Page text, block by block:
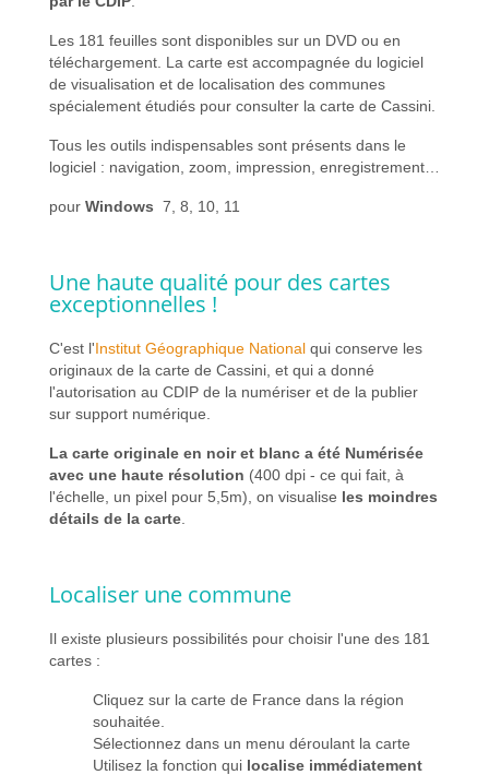
Les 181 feuilles sont disponibles sur un DVD ou en
téléchargement. La carte est accompagnée du logiciel
de visualisation et de localisation des communes
spécialement étudiés pour consulter la carte de Cassini.
Tous les outils indispensables sont présents dans le
logiciel : navigation, zoom, impression, enregistrement…
pour Windows 7, 8, 10, 11
Une haute qualité pour des cartes
exceptionnelles !
C'est l'Institut Géographique National qui conserve les
originaux de la carte de Cassini, et qui a donné
l'autorisation au CDIP de la numériser et de la publier
sur support numérique.
La carte originale en noir et blanc a été Numérisée
avec une haute résolution (400 dpi - ce qui fait, à
l'échelle, un pixel pour 5,5m), on visualise les moindres
détails de la carte
Localiser une commune
Il existe plusieurs possibilités pour choisir l'une des 181
cartes :
Cliquez sur la carte de France dans la région
souhaitée.
Sélectionnez dans un menu déroulant la carte
Utilisez la fonction qui localise immédiatement